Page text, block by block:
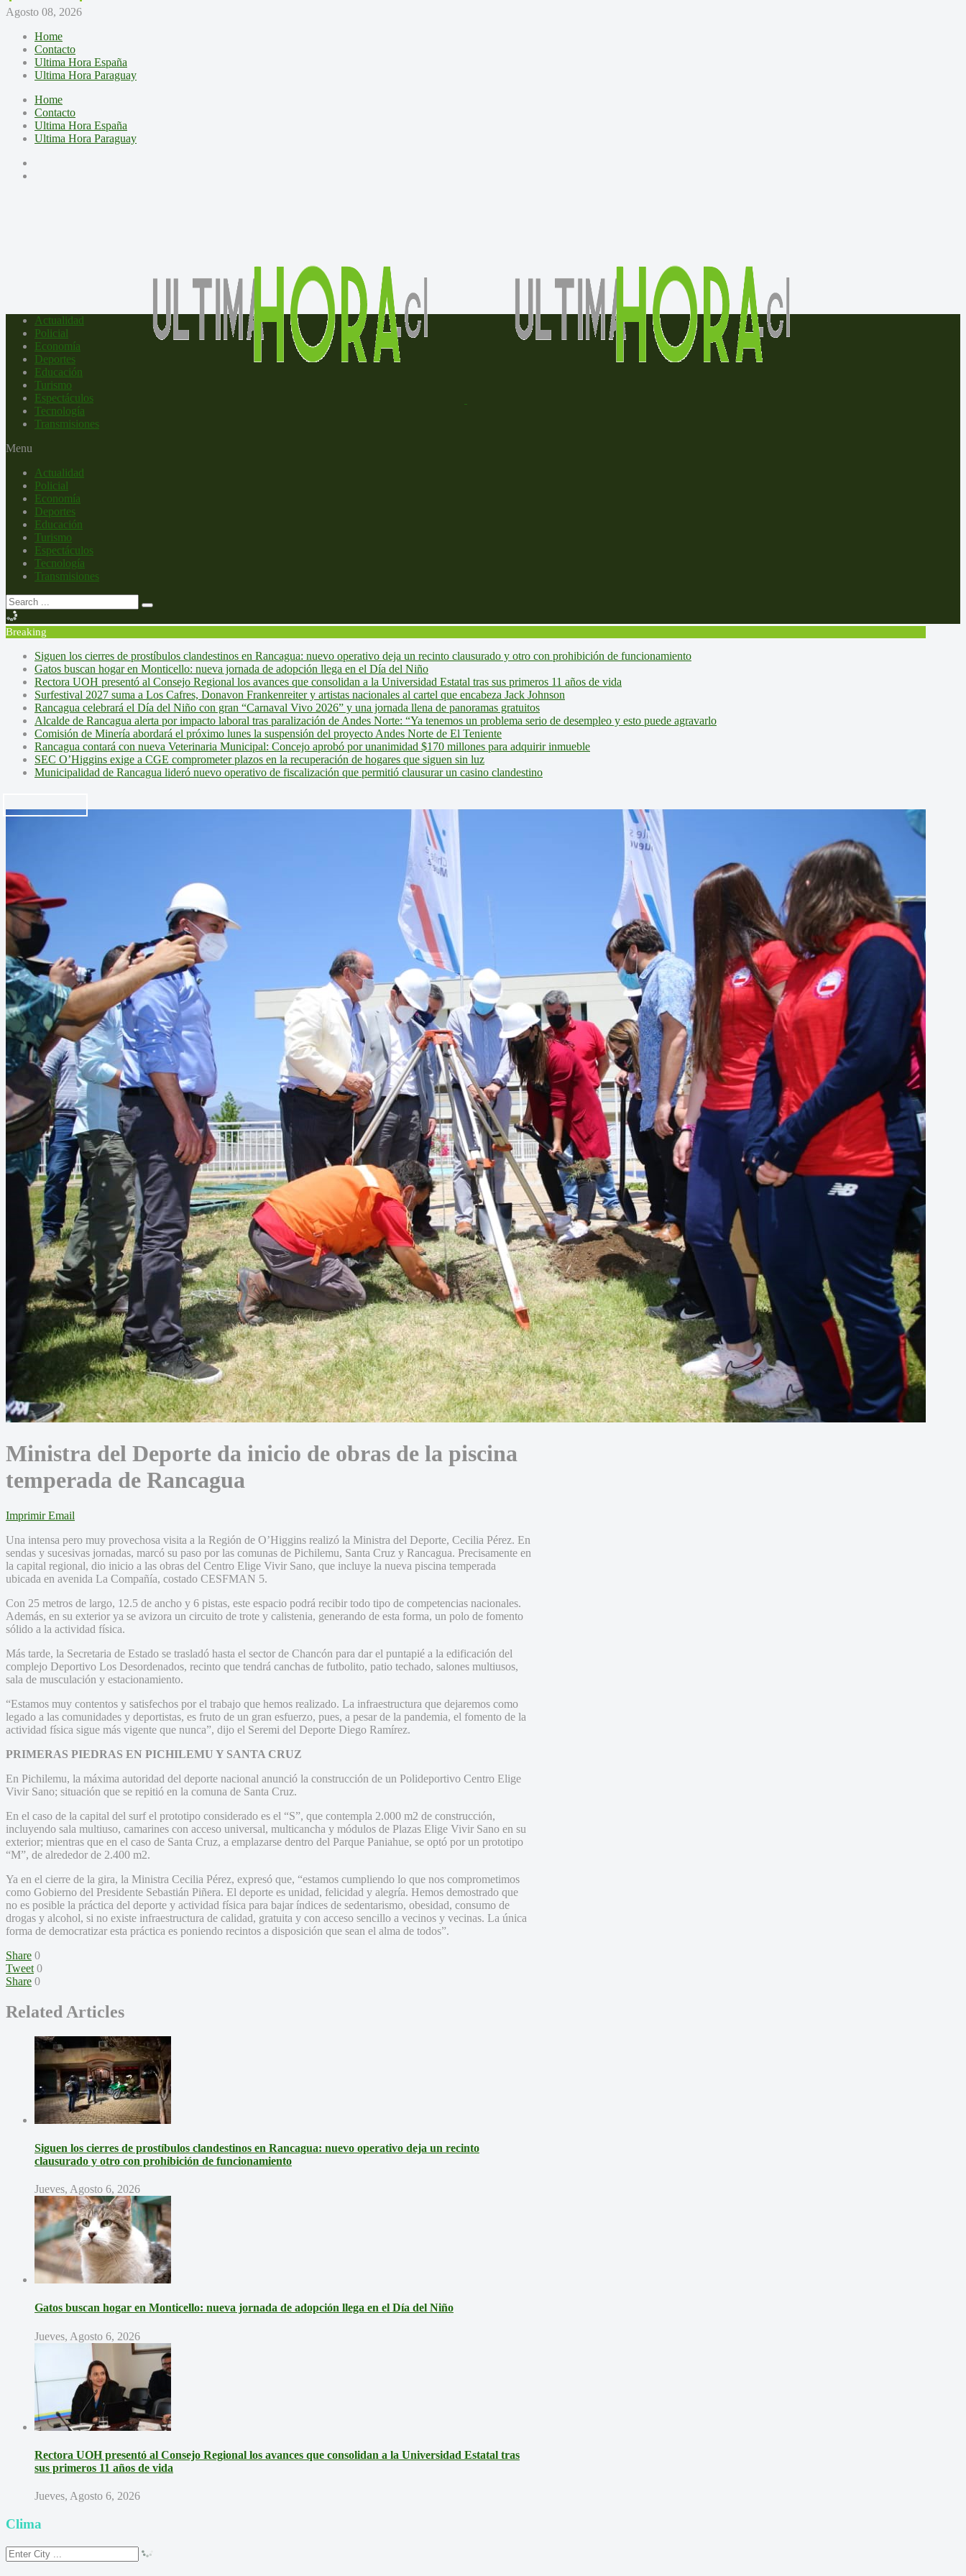
Agosto 08, 2026
Home
Contacto
Ultima Hora España
Ultima Hora Paraguay
Home
Contacto
Ultima Hora España
Ultima Hora Paraguay
Actualidad
Policial
Economía
Deportes
Educación
Turismo
Espectáculos
Tecnología
Transmisiones
Menu
Actualidad
Policial
Economía
Deportes
Educación
Turismo
Espectáculos
Tecnología
Transmisiones
Breaking
Siguen los cierres de prostíbulos clandestinos en Rancagua: nuevo operativo deja un recinto clausurado y otro con prohibición de funcionamiento
Gatos buscan hogar en Monticello: nueva jornada de adopción llega en el Día del Niño
Rectora UOH presentó al Consejo Regional los avances que consolidan a la Universidad Estatal tras sus primeros 11 años de vida
Surfestival 2027 suma a Los Cafres, Donavon Frankenreiter y artistas nacionales al cartel que encabeza Jack Johnson
Rancagua celebrará el Día del Niño con gran “Carnaval Vivo 2026” y una jornada llena de panoramas gratuitos
Alcalde de Rancagua alerta por impacto laboral tras paralización de Andes Norte: “Ya tenemos un problema serio de desempleo y esto puede agravarlo
Comisión de Minería abordará el próximo lunes la suspensión del proyecto Andes Norte de El Teniente
Rancagua contará con nueva Veterinaria Municipal: Concejo aprobó por unanimidad $170 millones para adquirir inmueble
SEC O’Higgins exige a CGE comprometer plazos en la recuperación de hogares que siguen sin luz
Municipalidad de Rancagua lideró nuevo operativo de fiscalización que permitió clausurar un casino clandestino
Ministra del Deporte da inicio de obras de la piscina
temperada de Rancagua
Imprimir Email
Una intensa pero muy provechosa visita a la Región de O’Higgins realizó la Ministra del Deporte, Cecilia Pérez. En
sendas y sucesivas jornadas, marcó su paso por las comunas de Pichilemu, Santa Cruz y Rancagua. Precisamente en
la capital regional, dio inicio a las obras del Centro Elige Vivir Sano, que incluye la nueva piscina temperada
ubicada en avenida La Compañía, costado CESFMAN 5.
Con 25 metros de largo, 12.5 de ancho y 6 pistas, este espacio podrá recibir todo tipo de competencias nacionales.
Además, en su exterior ya se avizora un circuito de trote y calistenia, generando de esta forma, un polo de fomento
sólido a la actividad física.
Más tarde, la Secretaria de Estado se trasladó hasta el sector de Chancón para dar el puntapié a la edificación del
complejo Deportivo Los Desordenados, recinto que tendrá canchas de futbolito, patio techado, salones multiusos,
sala de musculación y estacionamiento.
“Estamos muy contentos y satisfechos por el trabajo que hemos realizado. La infraestructura que dejaremos como
legado a las comunidades y deportistas, es fruto de un gran esfuerzo, pues, a pesar de la pandemia, el fomento de la
actividad física sigue más vigente que nunca”, dijo el Seremi del Deporte Diego Ramírez.
PRIMERAS PIEDRAS EN PICHILEMU Y SANTA CRUZ
En Pichilemu, la máxima autoridad del deporte nacional anunció la construcción de un Polideportivo Centro Elige
Vivir Sano; situación que se repitió en la comuna de Santa Cruz.
En el caso de la capital del surf el prototipo considerado es el “S”, que contempla 2.000 m2 de construcción,
incluyendo sala multiuso, camarines con acceso universal, multicancha y módulos de Plazas Elige Vivir Sano en su
exterior; mientras que en el caso de Santa Cruz, a emplazarse dentro del Parque Paniahue, se optó por un prototipo
“M”, de alrededor de 2.400 m2.
Ya en el cierre de la gira, la Ministra Cecilia Pérez, expresó que, “estamos cumpliendo lo que nos comprometimos
como Gobierno del Presidente Sebastián Piñera. El deporte es unidad, felicidad y alegría. Hemos demostrado que
no es posible la práctica del deporte y actividad física para bajar índices de sedentarismo, obesidad, consumo de
drogas y alcohol, si no existe infraestructura de calidad, gratuita y con acceso sencillo a vecinos y vecinas. La única
forma de democratizar esta práctica es poniendo recintos a disposición que sean el alma de todos”.
Share 0
Tweet 0
Share 0
Related Articles
Siguen los cierres de prostíbulos clandestinos en Rancagua: nuevo operativo deja un recinto
clausurado y otro con prohibición de funcionamiento
Jueves, Agosto 6, 2026
Gatos buscan hogar en Monticello: nueva jornada de adopción llega en el Día del Niño
Jueves, Agosto 6, 2026
Rectora UOH presentó al Consejo Regional los avances que consolidan a la Universidad Estatal tras
sus primeros 11 años de vida
Jueves, Agosto 6, 2026
Clima